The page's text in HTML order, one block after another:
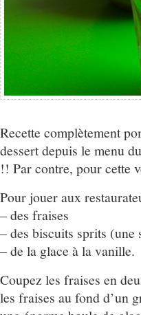
Recette complètement
dessert depuis le menu
!! Par contre, pour cette
Pour jouer aux
– des fraises
– des biscuits sprits
– de la glace à la vanille.
Coupez les fraises en
les fraises au fond d’un